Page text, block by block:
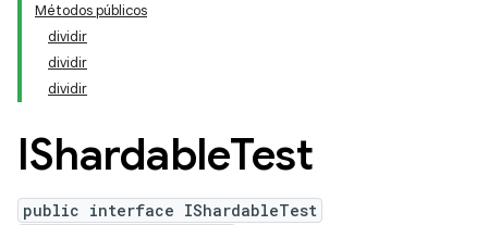
Métodos públicos
dividir
dividir
dividir
IShardableTest
public interface IShardableTest